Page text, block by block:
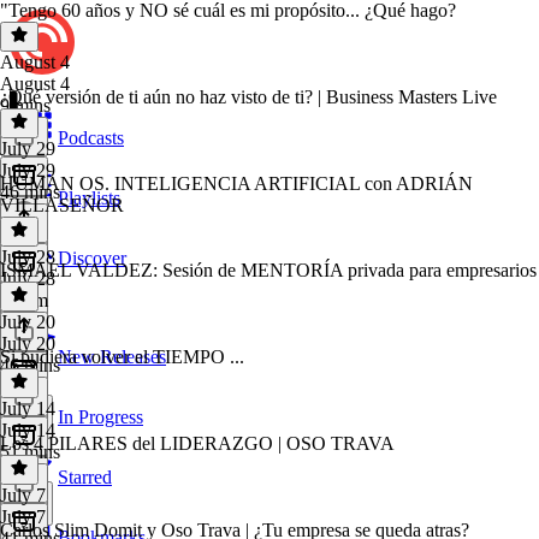
Podcasts
Playlists
Discover
New Releases
In Progress
Starred
"Tengo 60 años y NO sé cuál es mi propósito... ¿Qué hago?
August 4
August 4
9 mins
¿Qué versión de ti aún no haz visto de ti? | Business Masters Live
July 29
July 29
46 mins
HUMAN OS. INTELIGENCIA ARTIFICIAL con ADRIÁN
VILLASEÑOR
July 28
July 28
2h 8m
ISMAEL VALDEZ: Sesión de MENTORÍA privada para empresarios
July 20
July 20
46 mins
Si pudiera volver el TIEMPO ...
July 14
July 14
51 mins
Los 4 PILARES del LIDERAZGO | OSO TRAVA
July 7
July 7
Carlos Slim Domit y Oso Trava | ¿Tu empresa se queda atras?